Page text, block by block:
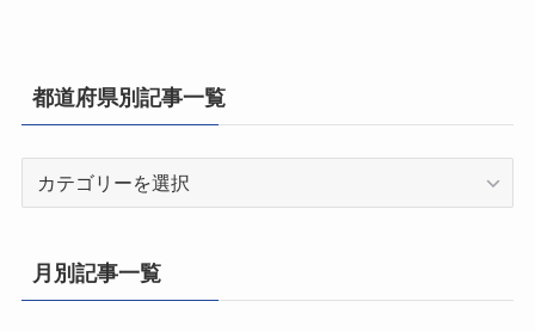
都道府県別記事一覧
県
別
月別記事一覧